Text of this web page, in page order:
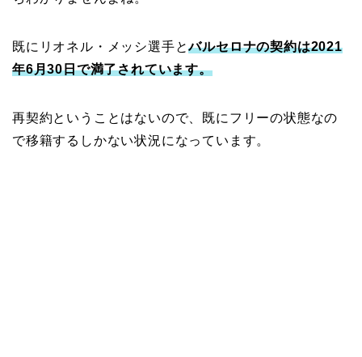
既にリオネル・メッシ選手とバルセロナの契約は2021
年6月30日で満了されています。
再契約ということはないので、既にフリーの状態なの
で移籍するしかない状況になっています。